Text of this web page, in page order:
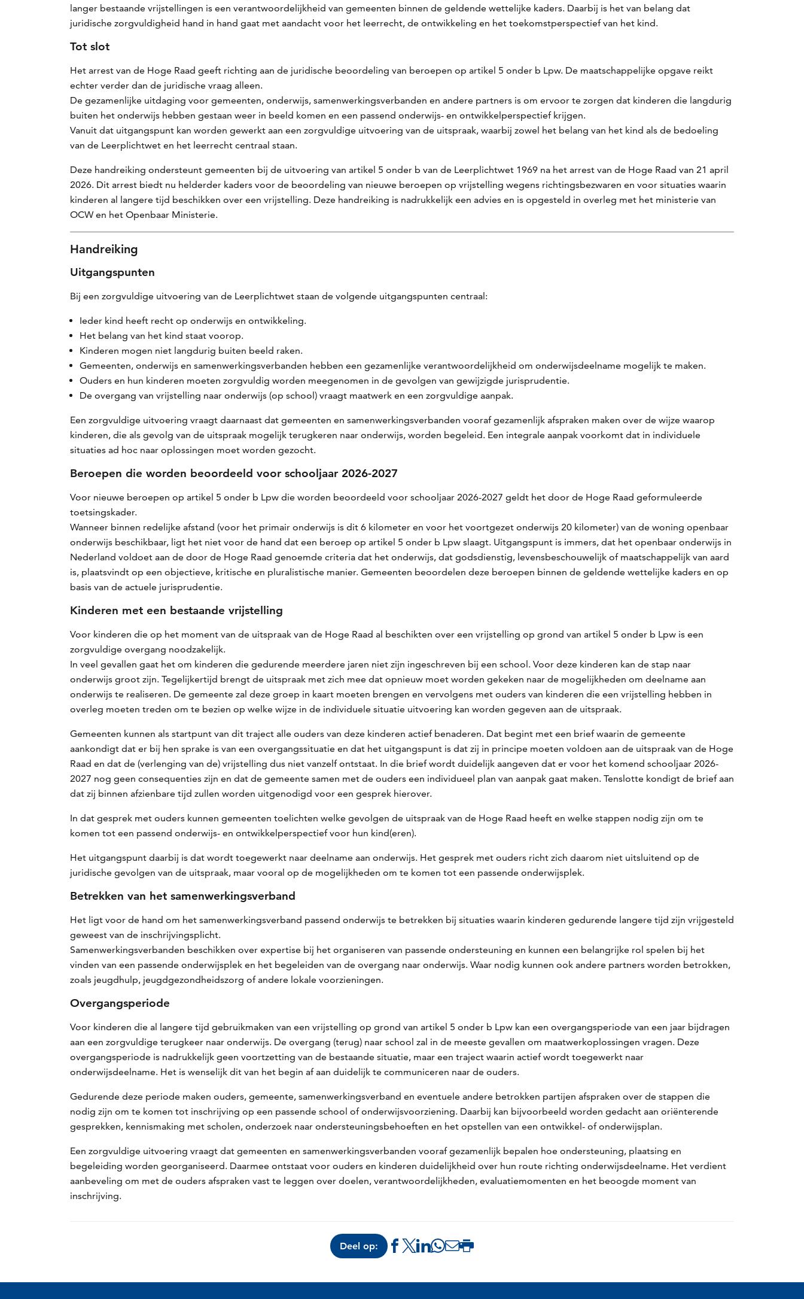
langer bestaande vrijstellingen is een verantwoordelijkheid van gemeenten binnen de geldende wettelijke kaders. Daarbij is het van belang dat
juridische zorgvuldigheid hand in hand gaat met aandacht voor het leerrecht, de ontwikkeling en het toekomstperspectief van het kind.
Tot slot
Het arrest van de Hoge Raad geeft richting aan de juridische beoordeling van beroepen op artikel 5 onder b Lpw. De maatschappelijke opgave reikt
echter verder dan de juridische vraag alleen.
De gezamenlijke uitdaging voor gemeenten, onderwijs, samenwerkingsverbanden en andere partners is om ervoor te zorgen dat kinderen die langdurig
buiten het onderwijs hebben gestaan weer in beeld komen en een passend onderwijs- en ontwikkelperspectief krijgen.
Vanuit dat uitgangspunt kan worden gewerkt aan een zorgvuldige uitvoering van de uitspraak, waarbij zowel het belang van het kind als de bedoeling
van de Leerplichtwet en het leerrecht centraal staan.
Deze handreiking ondersteunt gemeenten bij de uitvoering van artikel 5 onder b van de Leerplichtwet 1969 na het arrest van de Hoge Raad van 21 april
2026. Dit arrest biedt nu helderder kaders voor de beoordeling van nieuwe beroepen op vrijstelling wegens richtingsbezwaren en voor situaties waarin
kinderen al langere tijd beschikken over een vrijstelling. Deze handreiking is nadrukkelijk een advies en is opgesteld in overleg met het ministerie van
OCW en het Openbaar Ministerie.
Handreiking
Uitgangspunten
Bij een zorgvuldige uitvoering van de Leerplichtwet staan de volgende uitgangspunten centraal:
Ieder kind heeft recht op onderwijs en ontwikkeling.
Het belang van het kind staat voorop.
Kinderen mogen niet langdurig buiten beeld raken.
Gemeenten, onderwijs en samenwerkingsverbanden hebben een gezamenlijke verantwoordelijkheid om onderwijsdeelname mogelijk te maken.
Ouders en hun kinderen moeten zorgvuldig worden meegenomen in de gevolgen van gewijzigde jurisprudentie.
De overgang van vrijstelling naar onderwijs (op school) vraagt maatwerk en een zorgvuldige aanpak.
Een zorgvuldige uitvoering vraagt daarnaast dat gemeenten en samenwerkingsverbanden vooraf gezamenlijk afspraken maken over de wijze waarop
kinderen, die als gevolg van de uitspraak mogelijk terugkeren naar onderwijs, worden begeleid. Een integrale aanpak voorkomt dat in individuele
situaties ad hoc naar oplossingen moet worden gezocht.
Beroepen die worden beoordeeld voor schooljaar 2026-2027
Voor nieuwe beroepen op artikel 5 onder b Lpw die worden beoordeeld voor schooljaar 2026-2027 geldt het door de Hoge Raad geformuleerde
toetsingskader.
Wanneer binnen redelijke afstand (voor het primair onderwijs is dit 6 kilometer en voor het voortgezet onderwijs 20 kilometer) van de woning openbaar
onderwijs beschikbaar, ligt het niet voor de hand dat een beroep op artikel 5 onder b Lpw slaagt. Uitgangspunt is immers, dat het openbaar onderwijs in
Nederland voldoet aan de door de Hoge Raad genoemde criteria dat het onderwijs, dat godsdienstig, levensbeschouwelijk of maatschappelijk van aard
is, plaatsvindt op een objectieve, kritische en pluralistische manier. Gemeenten beoordelen deze beroepen binnen de geldende wettelijke kaders en op
basis van de actuele jurisprudentie.
Kinderen met een bestaande vrijstelling
Voor kinderen die op het moment van de uitspraak van de Hoge Raad al beschikten over een vrijstelling op grond van artikel 5 onder b Lpw is een
zorgvuldige overgang noodzakelijk.
In veel gevallen gaat het om kinderen die gedurende meerdere jaren niet zijn ingeschreven bij een school. Voor deze kinderen kan de stap naar
onderwijs groot zijn. Tegelijkertijd brengt de uitspraak met zich mee dat opnieuw moet worden gekeken naar de mogelijkheden om deelname aan
onderwijs te realiseren. De gemeente zal deze groep in kaart moeten brengen en vervolgens met ouders van kinderen die een vrijstelling hebben in
overleg moeten treden om te bezien op welke wijze in de individuele situatie uitvoering kan worden gegeven aan de uitspraak.
Gemeenten kunnen als startpunt van dit traject alle ouders van deze kinderen actief benaderen. Dat begint met een brief waarin de gemeente
aankondigt dat er bij hen sprake is van een overgangssituatie en dat het uitgangspunt is dat zij in principe moeten voldoen aan de uitspraak van de Hoge
Raad en dat de (verlenging van de) vrijstelling dus niet vanzelf ontstaat. In die brief wordt duidelijk aangeven dat er voor het komend schooljaar 2026-
2027 nog geen consequenties zijn en dat de gemeente samen met de ouders een individueel plan van aanpak gaat maken. Tenslotte kondigt de brief aan
dat zij binnen afzienbare tijd zullen worden uitgenodigd voor een gesprek hierover.
In dat gesprek met ouders kunnen gemeenten toelichten welke gevolgen de uitspraak van de Hoge Raad heeft en welke stappen nodig zijn om te
komen tot een passend onderwijs- en ontwikkelperspectief voor hun kind(eren).
Het uitgangspunt daarbij is dat wordt toegewerkt naar deelname aan onderwijs. Het gesprek met ouders richt zich daarom niet uitsluitend op de
juridische gevolgen van de uitspraak, maar vooral op de mogelijkheden om te komen tot een passende onderwijsplek.
Betrekken van het samenwerkingsverband
Het ligt voor de hand om het samenwerkingsverband passend onderwijs te betrekken bij situaties waarin kinderen gedurende langere tijd zijn vrijgesteld
geweest van de inschrijvingsplicht.
Samenwerkingsverbanden beschikken over expertise bij het organiseren van passende ondersteuning en kunnen een belangrijke rol spelen bij het
vinden van een passende onderwijsplek en het begeleiden van de overgang naar onderwijs. Waar nodig kunnen ook andere partners worden betrokken,
zoals jeugdhulp, jeugdgezondheidszorg of andere lokale voorzieningen.
Overgangsperiode
Voor kinderen die al langere tijd gebruikmaken van een vrijstelling op grond van artikel 5 onder b Lpw kan een overgangsperiode van een jaar bijdragen
aan een zorgvuldige terugkeer naar onderwijs. De overgang (terug) naar school zal in de meeste gevallen om maatwerkoplossingen vragen. Deze
overgangsperiode is nadrukkelijk geen voortzetting van de bestaande situatie, maar een traject waarin actief wordt toegewerkt naar
onderwijsdeelname. Het is wenselijk dit van het begin af aan duidelijk te communiceren naar de ouders.
Gedurende deze periode maken ouders, gemeente, samenwerkingsverband en eventuele andere betrokken partijen afspraken over de stappen die
nodig zijn om te komen tot inschrijving op een passende school of onderwijsvoorziening. Daarbij kan bijvoorbeeld worden gedacht aan oriënterende
gesprekken, kennismaking met scholen, onderzoek naar ondersteuningsbehoeften en het opstellen van een ontwikkel- of onderwijsplan.
Een zorgvuldige uitvoering vraagt dat gemeenten en samenwerkingsverbanden vooraf gezamenlijk bepalen hoe ondersteuning, plaatsing en
begeleiding worden georganiseerd. Daarmee ontstaat voor ouders en kinderen duidelijkheid over hun route richting onderwijsdeelname. Het verdient
aanbeveling om met de ouders afspraken vast te leggen over doelen, verantwoordelijkheden, evaluatiemomenten en het beoogde moment van
inschrijving.
Deel op: